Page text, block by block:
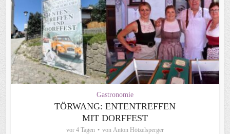
Gastronomie
TÖRWANG: ENTENTREFFEN
MIT DORFFEST
vor 4 Tagen von Anton Hötzelsperger